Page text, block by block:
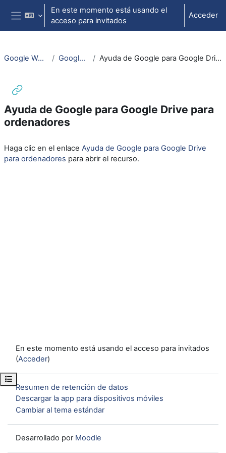
Salta al contenido principal
Panel lateral
En este momento está usando el
acceso para invitados
Acceder
Abrir índice del curso
Google Workspace Google DRIVE Ayuda de Google para Google Drive para ordenadores
Ayuda de Google para Google Drive para
ordenadores
Haga clic en el enlace Ayuda de Google para Google Drive
para ordenadores para abrir el recurso.
En este momento está usando el acceso para invitados
(Acceder)
Resumen de retención de datos
Descargar la app para dispositivos móviles
Cambiar al tema estándar
Desarrollado por Moodle